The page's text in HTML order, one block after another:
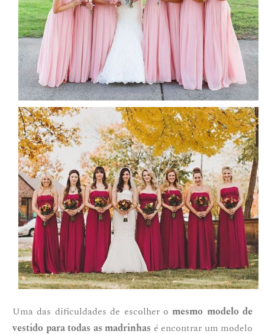
Uma das dificuldades de escolher omesmo modelo de
vestido para todas as madrinhas é encontrar um modelo